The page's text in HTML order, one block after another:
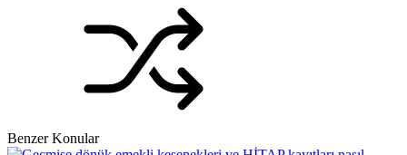
Benzer Konular